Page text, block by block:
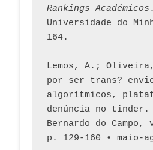
Rankings Académicos
Universidade do
164.
Lemos, A.;
por ser trans?
algorítmicos,
denúncia no tinder.
Bernardo do
p. 129-160 • maio-